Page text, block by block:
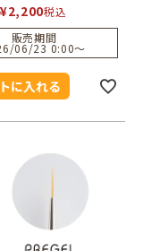
¥2,200税込
販売期間
06/23 0:00〜
に入れる